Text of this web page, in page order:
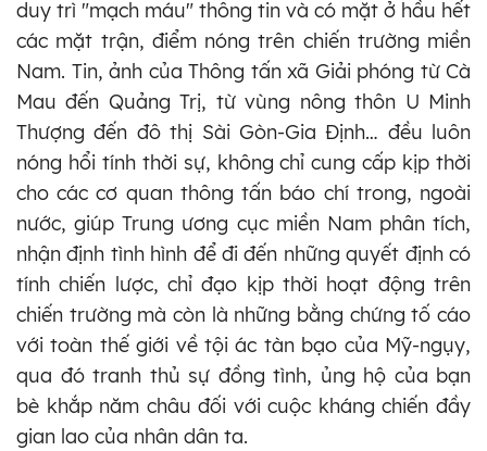
duy trì "mạch máu" thông tin và có mặt ở hầu hết
các mặt trận, điểm nóng trên chiến trường miền
Nam. Tin, ảnh của Thông tấn xã Giải phóng từ Cà
Mau đến Quảng Trị, từ vùng nông thôn U Minh
Thượng đến đô thị Sài Gòn-Gia Định… đều luôn
nóng hổi tính thời sự, không chỉ cung cấp kịp thời
cho các cơ quan thông tấn báo chí trong, ngoài
nước, giúp Trung ương cục miền Nam phân tích,
nhận định tình hình để đi đến những quyết định có
tính chiến lược, chỉ đạo kịp thời hoạt động trên
chiến trường mà còn là những bằng chứng tố cáo
với toàn thế giới về tội ác tàn bạo của Mỹ-ngụy,
qua đó tranh thủ sự đồng tình, ủng hộ của bạn
bè khắp năm châu đối với cuộc kháng chiến đầy
gian lao của nhân dân ta.